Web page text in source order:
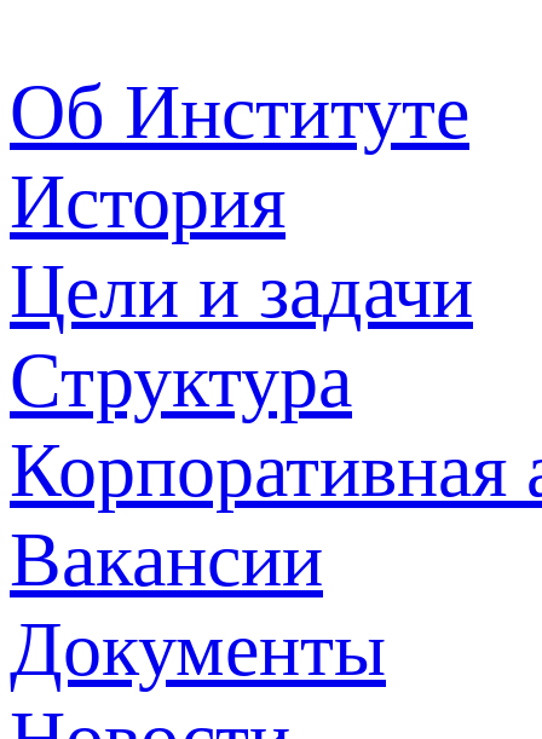
Об Институте
История
Цели и задачи
Структура
Корпоративная
Вакансии
Документы